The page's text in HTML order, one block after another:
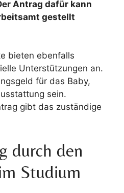
Antrag dafür kann
gestellt
bieten ebenfalls
Unterstützungen an.
für das Baby,
sein.
gibt das zuständige
durch den
Studium